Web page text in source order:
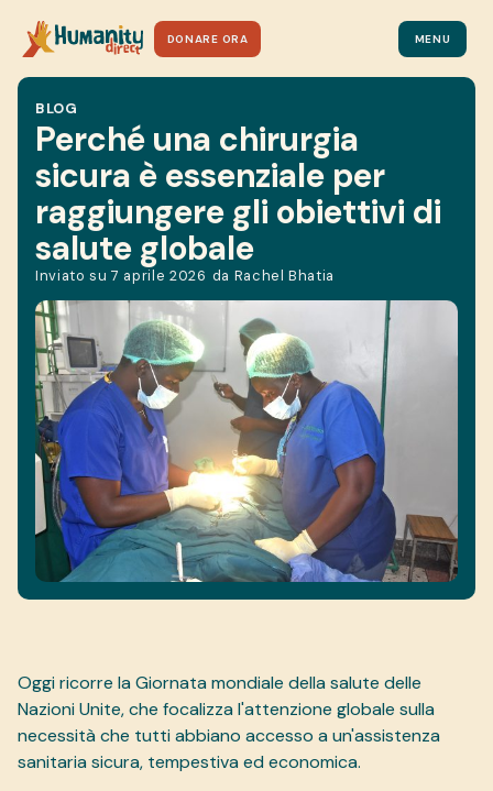
DONARE ORA MENU
BLOG
Perché una chirurgia
sicura è essenziale per
raggiungere gli obiettivi di
salute globale
Inviato su 7 aprile 2026 da Rachel Bhatia
Oggi ricorre la Giornata mondiale della salute delle
Nazioni Unite, che focalizza l'attenzione globale sulla
necessità che tutti abbiano accesso a un'assistenza
sanitaria sicura, tempestiva ed economica.